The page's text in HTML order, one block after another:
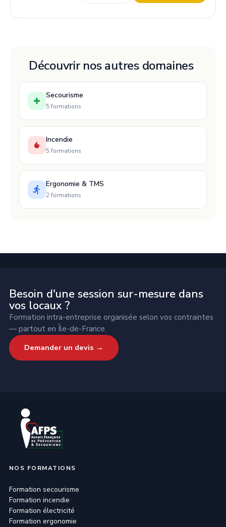
Découvrir nos autres domaines
Secourisme
5 formations
Incendie
5 formations
Ergonomie & TMS
2 formations
Besoin d'une session sur-mesure dans
vos locaux ?
Formation intra-entreprise organisée selon vos contraintes
— partout en Île-de-France.
Demander un devis →
NOS FORMATIONS
Formation secourisme
Formation incendie
Formation électricité
Formation ergonomie